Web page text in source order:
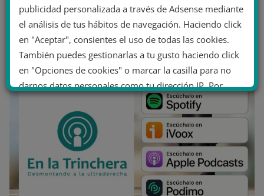
publicidad personalizada a través de Adsense mediante
el análisis de tus hábitos de navegación. Haciendo click
en "Aceptar", consientes el uso de todas las cookies.
También puedes gestionarlas a tu gusto haciendo click
en "Opciones de cookies" o marcar la casilla para no
darnos datos personales como tu dirección IP. Por
último, puedes leer nuestra Política de cookies.
No dar mi información personal
Opciones de cookies Aceptar cookies